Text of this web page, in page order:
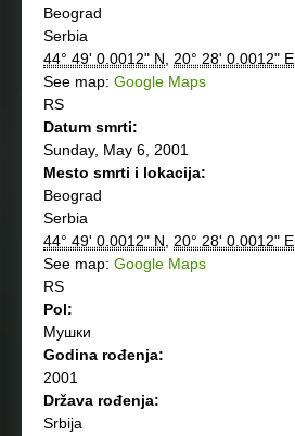
Beograd
Serbia
44° 49' 0.0012" N
20° 28' 0.0012" E
See map: Google Maps
RS
Datum smrti:
Sunday, May 6, 2001
Mesto smrti i lokacija:
Beograd
Serbia
44° 49' 0.0012" N
20° 28' 0.0012" E
See map: Google Maps
RS
Pol:
Мушки
Godina rođenja:
2001
Država rođenja:
Srbija